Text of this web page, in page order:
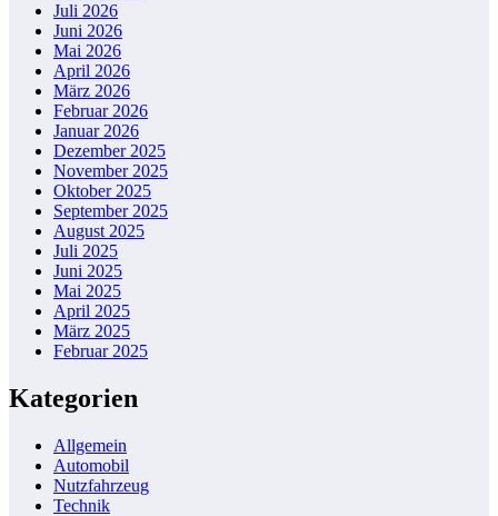
Juli 2026
Juni 2026
Mai 2026
April 2026
März 2026
Februar 2026
Januar 2026
Dezember 2025
November 2025
Oktober 2025
September 2025
August 2025
Juli 2025
Juni 2025
Mai 2025
April 2025
März 2025
Februar 2025
Kategorien
Allgemein
Automobil
Nutzfahrzeug
Technik